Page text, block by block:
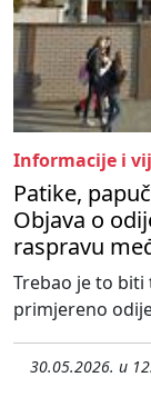
Informacije i
Patike,
Objava o
raspravu
Trebao je to
primjereno
30.05.2026. u